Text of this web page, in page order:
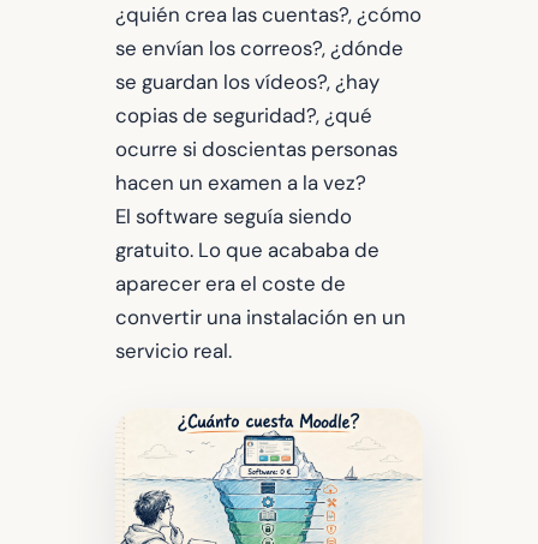
¿quién crea las cuentas?, ¿cómo
se envían los correos?, ¿dónde
se guardan los vídeos?, ¿hay
copias de seguridad?, ¿qué
ocurre si doscientas personas
hacen un examen a la vez?
El software seguía siendo
gratuito. Lo que acababa de
aparecer era el coste de
convertir una instalación en un
servicio real.